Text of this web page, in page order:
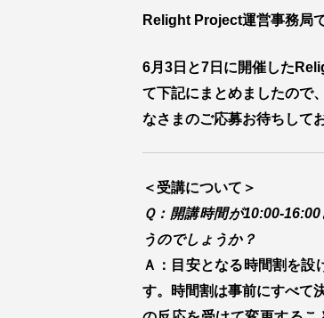
Relight Project運営事務局で
6月3日と7日に開催した
て下記にまとめましたので
なさまのご応募お待ちして
＜受講について＞
Ｑ：開講時間が10:00-
うのでしょうか？
Ａ：目安となる時間割を設
す。時間割は事前にすべて